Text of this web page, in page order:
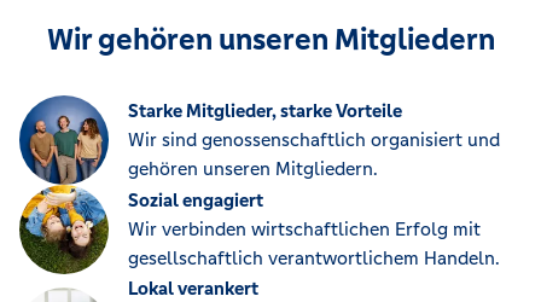
Wir gehören unseren Mitgliedern
Starke Mitglieder, starke Vorteile
Wir sind genossenschaftlich organisiert und
gehören unseren Mitgliedern.
Sozial engagiert
Wir verbinden wirtschaftlichen Erfolg mit
gesellschaftlich verantwortlichem Handeln.
Lokal verankert